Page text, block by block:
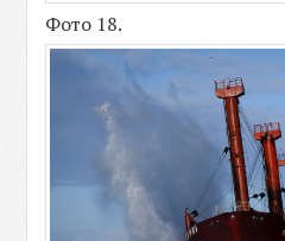
Фото 18.